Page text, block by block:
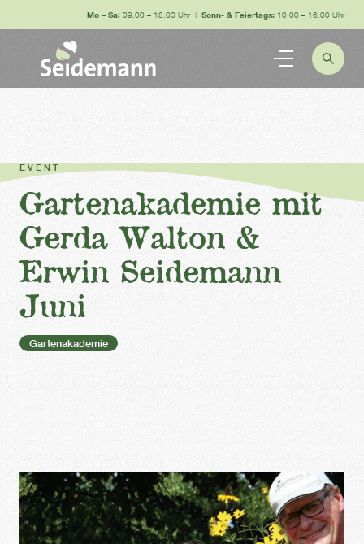
Mo – Sa: 09.00 – 18.00 Uhr | Sonn- & Feiertags: 10.00 – 16.00 Uhr
EVENT
Gartenakademie mit
Gerda Walton &
Erwin Seidemann
Juni
Gartenakademie